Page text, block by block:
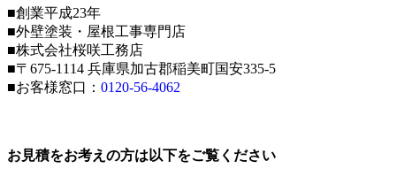
■創業平成23年
■外壁塗装・屋根工事専門店
■株式会社桜咲工務店
■〒675-1114 兵庫県加古郡稲美町国安335-5
■お客様窓口： 0120-56-4062
お見積をお考えの方は以下をご覧ください